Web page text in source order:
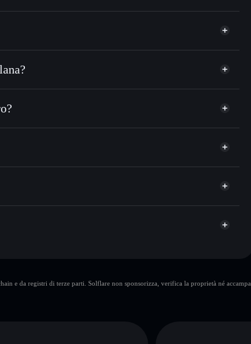
o in migliaia di altri token Solana al prezzo
OKAY nel tempo
pubblicamente i wallet usando l’Aggregatore di
wallet non-custodial Solflare
larga fetta di
e da registri di terze parti. Solflare non sponsorizza, verifica la proprietà né accampa